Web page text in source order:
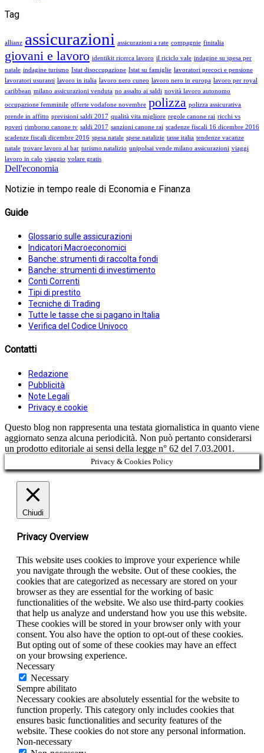
Tag
allianz assicurazioni assicurazioni a rate compagnie finitalia
giovani e lavoro identikit ricerca lavoro il riciclo vale indagine su spesa per
natale indagine turismo Istat disoccupazione Istat su famiglie lavoratori precoci e pensione
lavoratori usuranti lavoro in italia lavoro nero cuneo lavoro nero in europa lavoro per royal
caribbean milano assicurazioni venduta no assalto ai saldi novità lavoro autonomo
occupazione femminile offerte vodafone novembre polizza polizza assicurativa
prende in affitto previsioni saldi 2017 qualità vita migliore regole canone rai ricchi vs
poveri rimborso canone tv saldi 2017 sanzioni canone rai scadenze fiscali 16 dicembre 2016
scadenze fiscali dicembre 2016 spesa natale spese natalizie tasse italia tendenze vacanze
natale trovare lavoro al bar turismo natalizio unipolsai vende milano assicurazioni viaggi
lavoro in calo viaggio volare gratis
Dell'economia
Notizie in tempo reale di Economia e Finanza
Guide
Glossario sulle assicurazioni
Indicatori Macroeconomici
Banche: strumenti di raccolta fondi
Banche: strumenti di investimento
Conti Correnti
Tipi di prestito
Tecniche di Trading
Tutte le tasse che si pagano in Italia
Verifica del Codice Univoco
Contatti
Redazione
Pubblicità
Note Legali
Privacy e cookie
Questo blog non rappresenta una testata giornalistica in quanto viene
aggiornato senza alcuna periodicità. Non può pertanto considerarsi
un prodotto editoriale ai sensi della legge n° 62 del 7.03.2001.
Privacy & Cookies Policy
Chiudi
Privacy Overview
This website uses cookies to improve your experience while
you navigate through the website. Out of these cookies, the
cookies that are categorized as necessary are stored on your
browser as they are essential for the working of basic
functionalities of the website. We also use third-party cookies
that help us analyze and understand how you use this website.
These cookies will be stored in your browser only with your
consent. You also have the option to opt-out of these cookies.
But opting out of some of these cookies may have an effect
on your browsing experience.
Necessary
Necessary
Sempre abilitato
Necessary cookies are absolutely essential for the website to
function properly. This category only includes cookies that
ensures basic functionalities and security features of the
website. These cookies do not store any personal information.
Non-necessary